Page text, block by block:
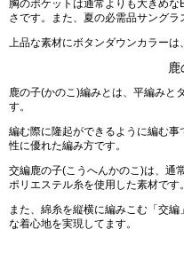
胸のポケットは通常よりも大きめ
さです。また、夏の必需品サングラ
上品な素材にボタンダウンカラーは
鹿の子(かのこ)編みとは、平編みと
す。
編む際に隆起ができるように編む
性に優れた編み方です。
交編鹿の子(こうへんかのこ)は、通
ポリエステル糸を使用した素材です。
また、綿糸を縦横に編みこむ「交
な着心地を実現してます。